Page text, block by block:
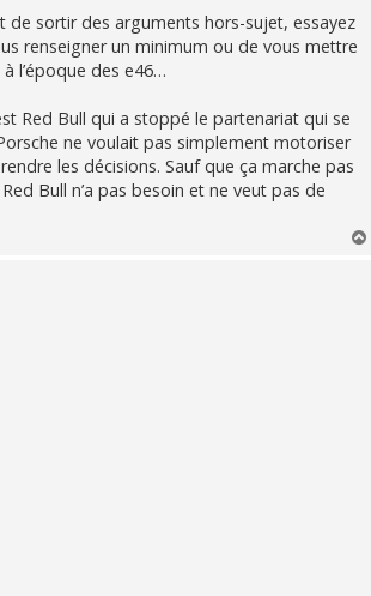
de sortir des arguments hors-sujet, essayez
renseigner un minimum ou de vous mettre
l’époque des e46…
Red Bull qui a stoppé le partenariat qui se
ne voulait pas simplement motoriser
les décisions. Sauf que ça marche pas
Bull n’a pas besoin et ne veut pas de